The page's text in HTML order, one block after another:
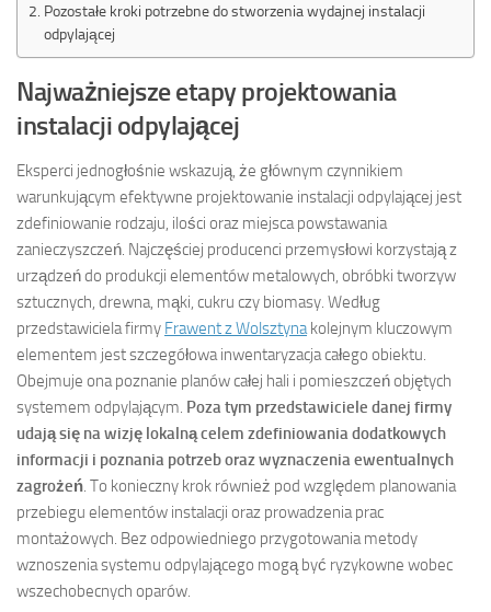
Pozostałe kroki potrzebne do stworzenia wydajnej instalacji
odpylającej
Najważniejsze etapy projektowania
instalacji odpylającej
Eksperci jednogłośnie wskazują, że głównym czynnikiem
warunkującym efektywne projektowanie instalacji odpylającej jest
zdefiniowanie rodzaju, ilości oraz miejsca powstawania
zanieczyszczeń. Najczęściej producenci przemysłowi korzystają z
urządzeń do produkcji elementów metalowych, obróbki tworzyw
sztucznych, drewna, mąki, cukru czy biomasy. Według
przedstawiciela firmy Frawent z Wolsztyna kolejnym kluczowym
elementem jest szczegółowa inwentaryzacja całego obiektu.
Obejmuje ona poznanie planów całej hali i pomieszczeń objętych
systemem odpylającym. Poza tym przedstawiciele danej firmy
udają się na wizję lokalną celem zdefiniowania dodatkowych
informacji i poznania potrzeb oraz wyznaczenia ewentualnych
zagrożeń . To konieczny krok również pod względem planowania
przebiegu elementów instalacji oraz prowadzenia prac
montażowych. Bez odpowiedniego przygotowania metody
wznoszenia systemu odpylającego mogą być ryzykowne wobec
wszechobecnych oparów.